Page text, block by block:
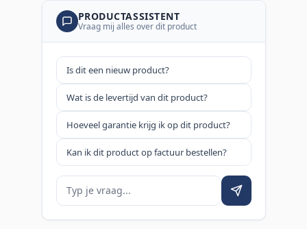
PRODUCTASSISTENT
Vraag mij alles over dit product
Is dit een nieuw product?
Wat is de levertijd van dit product?
Hoeveel garantie krijg ik op dit product?
Kan ik dit product op factuur bestellen?
Je vraag